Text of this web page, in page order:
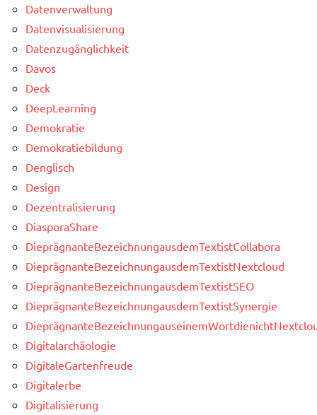
Datenverwaltung
Datenvisualisierung
Datenzugänglichkeit
Davos
Deck
DeepLearning
Demokratie
Demokratiebildung
Denglisch
Design
Dezentralisierung
DiasporaShare
DieprägnanteBezeichnungausdemTextistCollabora
DieprägnanteBezeichnungausdemTextistNextcloud
DieprägnanteBezeichnungausdemTextistSEO
DieprägnanteBezeichnungausdemTextistSynergie
Digitalarchäologie
DigitaleGartenfreude
Digitalerbe
Digitalisierung